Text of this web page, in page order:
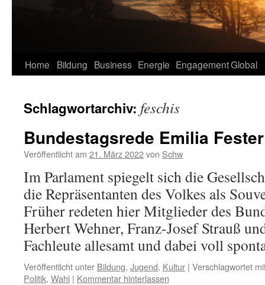
Home Bildung Business Energie EngagementGlobal
Schlagwortarchiv: feschis
Bundestagsrede Emilia Fester
Veröffentlicht am 21. März 2022von Schw
Im Parlament spiegelt sich die
die Repräsentanten des Volkes als
Früher redeten hier Mitglieder des
Herbert Wehner, Franz-Josef Strauß
Fachleute allesamt und dabei voll
Veröffentlicht unter Bildung, Jugend, Kultur | Verschlagwortet
Politik, Wahl | Kommentar hinterlassen